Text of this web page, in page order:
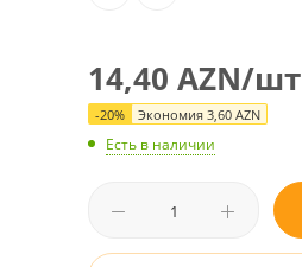
14,40 AZN/шт
-20% Экономия 3,60 AZN
Есть в наличии